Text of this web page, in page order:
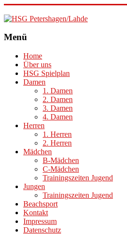
HSG
Menü
Home
Über uns
HSG Spielplan
Damen
1. Damen
2. Damen
3. Damen
4. Damen
Herren
1. Herren
2. Herren
Mädchen
B-Mädchen
C-Mädchen
Trainingszeiten Jugend
Jungen
Trainingszeiten Jugend
Beachsport
Kontakt
Impressum
Datenschutz